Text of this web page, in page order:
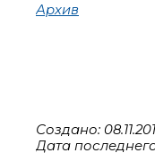
Архив
Создано:
Дата